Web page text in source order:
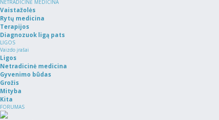
NETRADICINĖ MEDICINA
Vaistažolės
Rytų medicina
Terapijos
Diagnozuok ligą pats
LIGOS
Vaizdo įrašai
Ligos
Netradicinė medicina
Gyvenimo būdas
Grožis
Mityba
Kita
FORUMAS